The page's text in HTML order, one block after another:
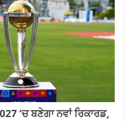
‘ਚ ਬਣੇਗਾ ਨਵਾਂ ਰਿਕਾਰਡ,